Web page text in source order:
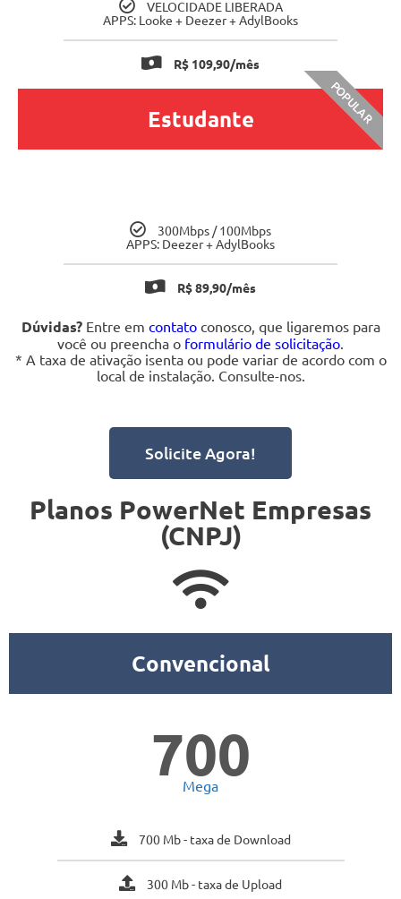
VELOCIDADE LIBERADA
APPS: Looke + Deezer + AdylBooks
R$ 109,90/mês
POPULAR
Estudante
300Mbps / 100Mbps
APPS: Deezer + AdylBooks
R$ 89,90/mês
Dúvidas? Entre em contatoconosco, que ligaremos para
você ou preencha o formulário de solicitação
* A taxa de ativação isenta ou pode variar de acordo com o
local de instalação. Consulte-nos.
Solicite Agora!
Planos PowerNet Empresas
(CNPJ)
Convencional
700
Mega
700 Mb - taxa de Download
300 Mb - taxa de Upload